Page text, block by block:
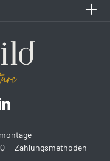
Zahlungsmethoden